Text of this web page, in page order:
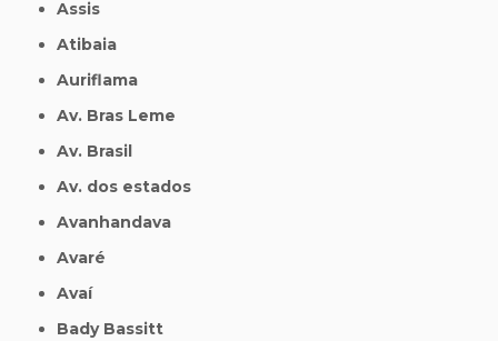
Assis
Atibaia
Auriflama
Av. Bras Leme
Av. Brasil
Av. dos estados
Avanhandava
Avaré
Avaí
Bady Bassitt